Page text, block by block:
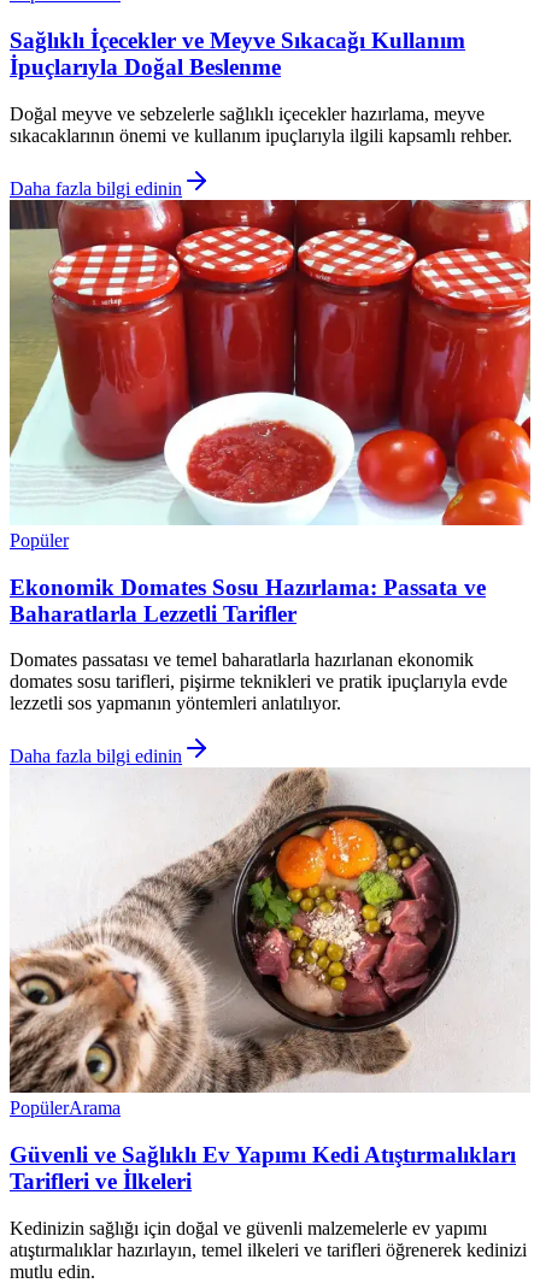
Sağlıklı İçecekler ve Meyve Sıkacağı Kullanım
İpuçlarıyla Doğal Beslenme
Doğal meyve ve sebzelerle sağlıklı içecekler hazırlama, meyve
sıkacaklarının önemi ve kullanım ipuçlarıyla ilgili kapsamlı rehber.
Daha fazla bilgi edinin
Popüler
Ekonomik Domates Sosu Hazırlama: Passata ve
Baharatlarla Lezzetli Tarifler
Domates passatası ve temel baharatlarla hazırlanan ekonomik
domates sosu tarifleri, pişirme teknikleri ve pratik ipuçlarıyla evde
lezzetli sos yapmanın yöntemleri anlatılıyor.
Daha fazla bilgi edinin
PopülerArama
Güvenli ve Sağlıklı Ev Yapımı Kedi Atıştırmalıkları
Tarifleri ve İlkeleri
Kedinizin sağlığı için doğal ve güvenli malzemelerle ev yapımı
atıştırmalıklar hazırlayın, temel ilkeleri ve tarifleri öğrenerek kedinizi
mutlu edin.